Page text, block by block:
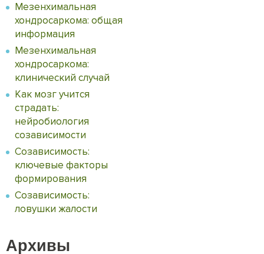
Мезенхимальная
хондросаркома: общая
информация
Мезенхимальная
хондросаркома:
клинический случай
Как мозг учится
страдать:
нейробиология
созависимости
Созависимость:
ключевые факторы
формирования
Созависимость:
ловушки жалости
Архивы